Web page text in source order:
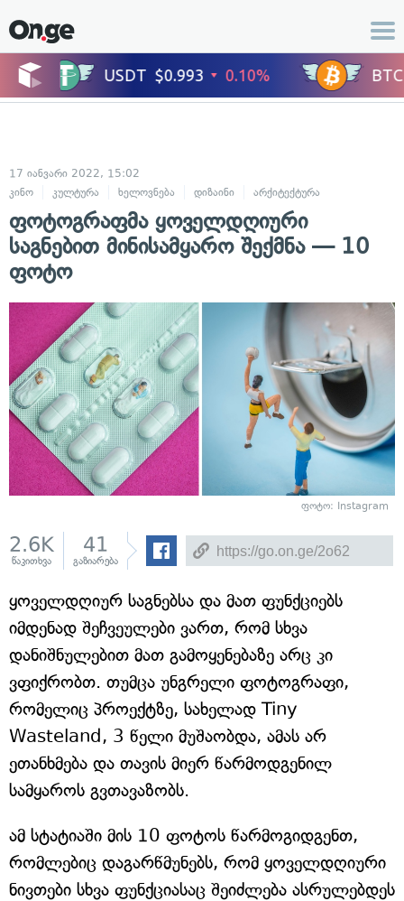
17 იანვარი 2022, 15:02
კინო
კულტურა ხელოვნება დიზაინი არქიტექტურა
ფოტოგრაფმა ყოველდღიური
საგნებით მინისამყარო შექმნა — 10
ფოტო
ფოტო: Instagram
2.6K
წაკითხვა
41
გაზიარება
ყოველდღიურ საგნებსა და მათ ფუნქციებს
იმდენად შეჩვეულები ვართ, რომ სხვა
დანიშნულებით მათ გამოყენებაზე არც კი
ვფიქრობთ. თუმცა უნგრელი ფოტოგრაფი,
რომელიც პროექტზე, სახელად Tiny
Wasteland, 3 წელი მუშაობდა, ამას არ
ეთანხმება და თავის მიერ წარმოდგენილ
სამყაროს გვთავაზობს.
ამ სტატიაში მის 10 ფოტოს წარმოგიდგენთ,
რომლებიც დაგარწმუნებს, რომ ყოველდღიური
ნივთები სხვა ფუნქციასაც შეიძლება ასრულებდეს